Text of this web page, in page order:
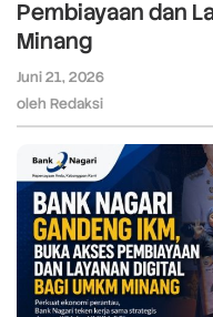
Pembiayaan dan
Minang
Juni 21, 2026
oleh Redaksi